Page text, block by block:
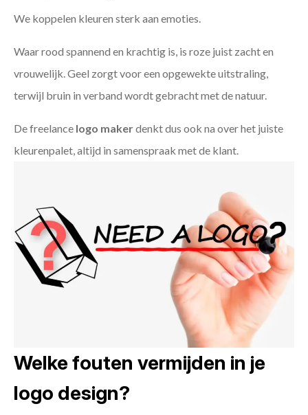
We koppelen kleuren sterk aan emoties.
Waar rood spannend en krachtig is, is roze juist zacht en
vrouwelijk. Geel zorgt voor een opgewekte uitstraling,
terwijl bruin in verband wordt gebracht met de natuur.
De freelance logo makerdenkt dus ook na over het juiste
kleurenpalet, altijd in samenspraak met de klant.
Welke fouten vermijden in je
logo design?